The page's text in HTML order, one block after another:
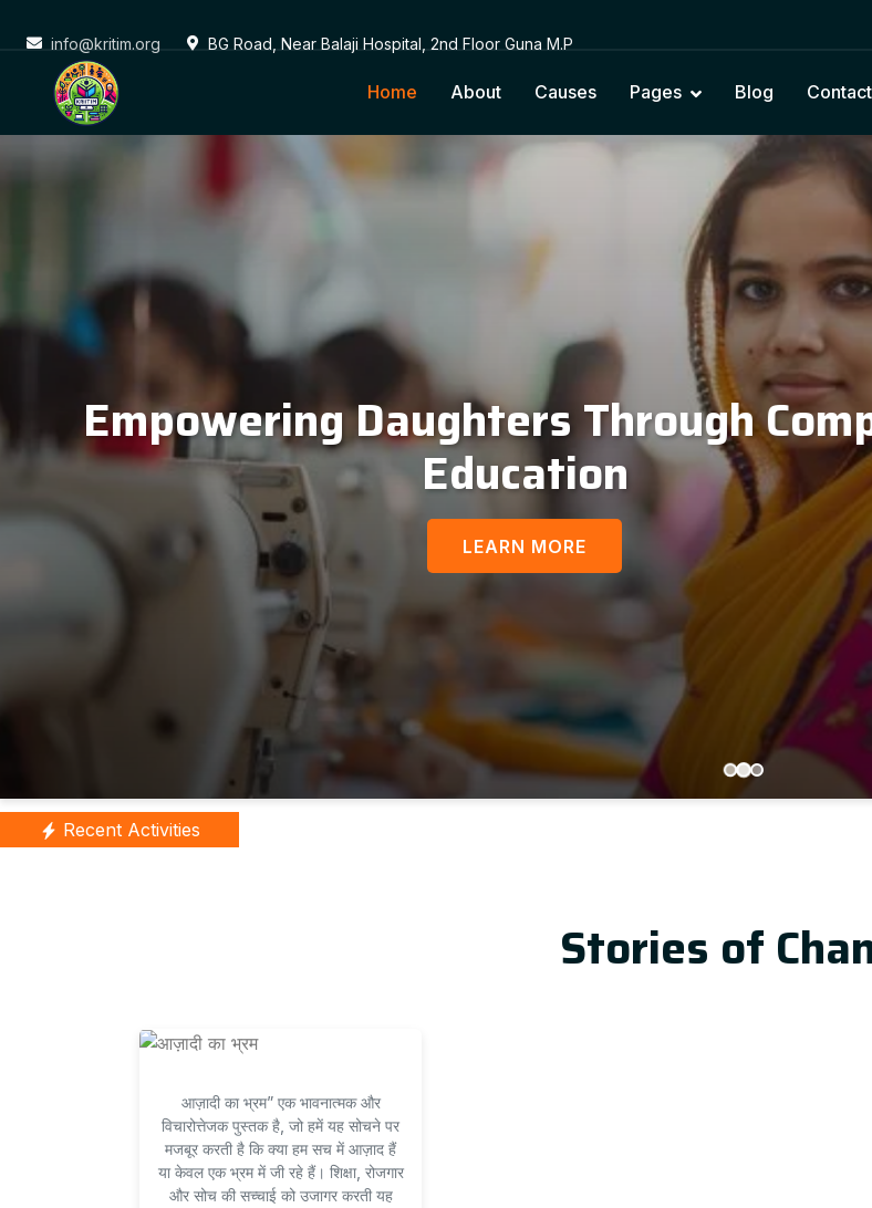
info@kritim.org BG Road, Near Balaji Hospital, 2nd Floor Guna M.P
Home About Causes Pages Blog Contact
Connecting Education
Cultural
LEARN MORE
Recent Activities
Stories of
आज़ादी का भ्रम” एक भावनात्मक और
विचारोत्तेजक पुस्तक है, जो हमें यह सोचने पर
मजबूर करती है कि क्या हम सच में आज़ाद हैं
या केवल एक भ्रम में जी रहे हैं। शिक्षा, रोजगार
और सोच की सच्चाई को उजागर करती यह